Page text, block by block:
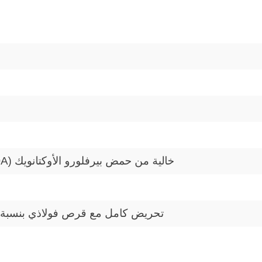
خالية من حمض بيرفلورو الأوكتانويك (PFOA)، وانبعاثات منخفضة من ثاني أكسيد الكربون
تحريض كامل مع قرص فولاذي بنسبة 18%: توزيع موحد وسريع للحرارة، وتوفير الطاقة